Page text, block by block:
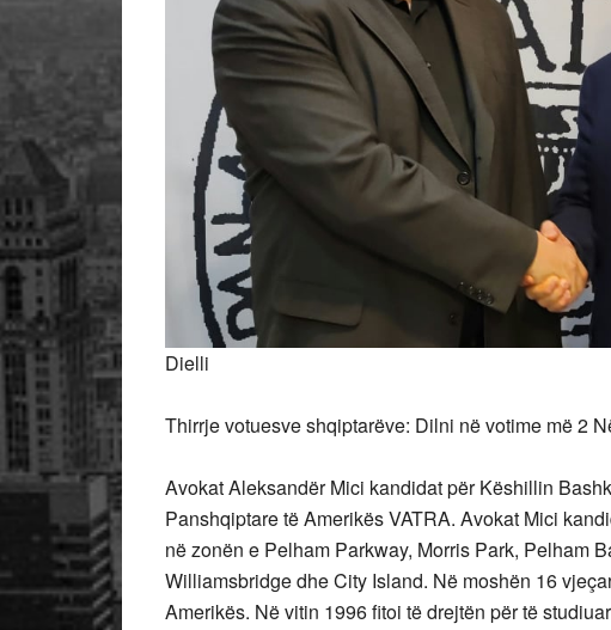
Dielli
Thirrje votuesve shqiptarëve: Dilni në votime më 2
Avokat Aleksandër Mici kandidat për Këshillin
Panshqiptare të Amerikës VATRA. Avokat Mici
në zonën e Pelham Parkway, Morris Park, Pelham
Williamsbridge dhe City Island. Në moshën 16
Amerikës. Në vitin 1996 fitoi të drejtën për të